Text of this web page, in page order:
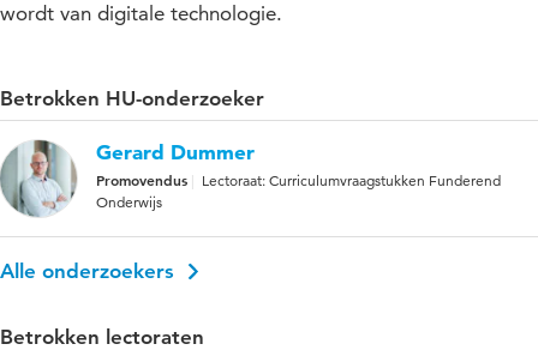
wordt van digitale technologie.
Betrokken HU-onderzoeker
Gerard Dummer
Promovendus
Lectoraat: Curriculumvraagstukken Funderend
Onderwijs
Alle onderzoekers
Betrokken lectoraten